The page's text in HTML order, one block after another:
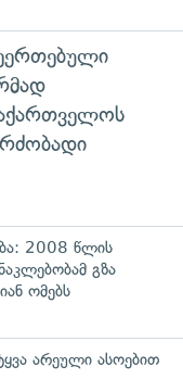
2008 წლის
გზა
ომებს
არეული ასოებით